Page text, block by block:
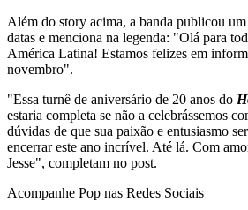
Além do story acima, a banda publicou
datas e menciona na legenda: "Olá para
América Latina! Estamos felizes em
novembro".
"Essa turnê de aniversário de 20 anos do
estaria completa se não a celebrássemos
dúvidas de que sua paixão e entusiasmo
encerrar este ano incrível. Até lá. Com
Jesse", completam no post.
Acompanhe Pop nas Redes Sociais